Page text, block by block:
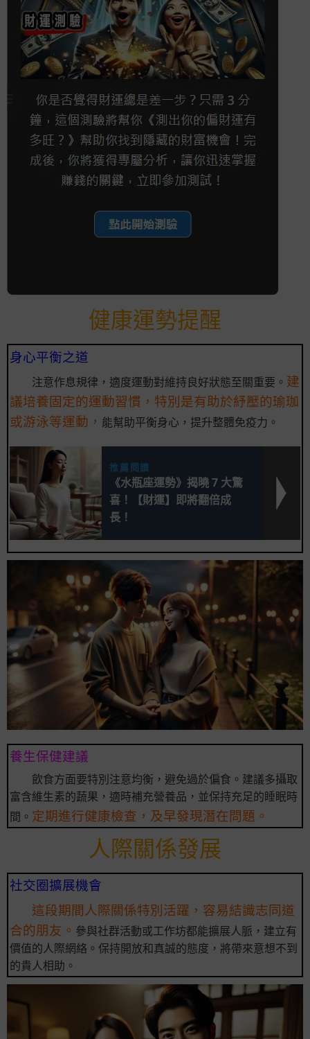
健康運勢提醒
身心平衡之道
注意作息規律，適度運動對維持良好狀態至關重要。 建
議培養固定的運動習慣，特別是有助於紓壓的瑜珈
或游泳等運動， 能幫助平衡身心，提升整體免疫力。
推薦閱讀
《水瓶座運勢》揭曉 7 大驚
喜！【財運】即將翻倍成
長！
養生保健建議
飲食方面要特別注意均衡，避免過於偏食。建議多攝取
富含維生素的蔬果，適時補充營養品，並保持充足的睡眠時
間。 定期進行健康檢查，及早發現潛在問題。
人際關係發展
社交圈擴展機會
這段期間人際關係特別活躍，容易結識志同道
合的朋友。 參與社群活動或工作坊都能擴展人脈，建立有
價值的人際網絡。保持開放和真誠的態度，將帶來意想不到
的貴人相助。